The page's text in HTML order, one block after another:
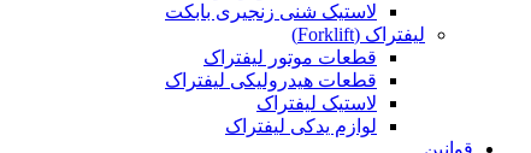
لاستیک شنی زنجیری بابکت
لیفتراک (Forklift)
قطعات موتور لیفتراک
قطعات هیدرولیکی لیفتراک
لاستیک لیفتراک
لوازم یدکی لیفتراک
قوانین